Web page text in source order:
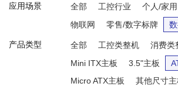
应用场景 全部 工控行业 个人/家用
物联网
零售/数字标牌
产品类型 全部 工控类整机
消费类
Mini ITX主板
3.5"主板
Micro ATX主板
其他尺寸主